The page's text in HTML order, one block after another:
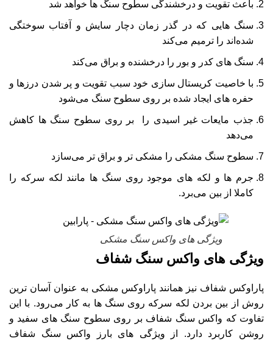
باعث تقویت و درخشندگی سطوح سنگ ها خواهد شد
سنگ هایی که در گذر زمان دچار سایش و آفتاب سوختگی
شده‌اند را ترمیم می‌کند
سنگ های کدر و بور را درخشنده و براق می‌کند
با خاصیت کریستال سازی خود سبب تقویت و پر شدن درزها و
حفره های ایجاد شده بر روی سطوح سنگ می‌شود
جذب مایعات غیر اسیدی را بر روی سطوح سنگ ها کاهش
می‌دهد
سطوح سنگ مشکی را مشکی تر و براق تر می‌سازد
جرم ها و لکه های موجود روی سنگ ها مانند لکه سرکه را
کاملا از بین می‌برد.
ویژگی های واکس سنگ مشکی
ویژگی های واکس سنگ شفاف
پاراوکس شفاف نیز همانند پاراوکس مشکی به عنوان آسان ترین
روش از بین بردن لکه سرکه روی سنگ ها به کار می‌رود. با این
تفاوت که واکس سنگ شفاف بر روی سطوح سنگ های سفید و
روشن کاربرد دارد. از ویژگی های بارز واکس سنگ شفاف